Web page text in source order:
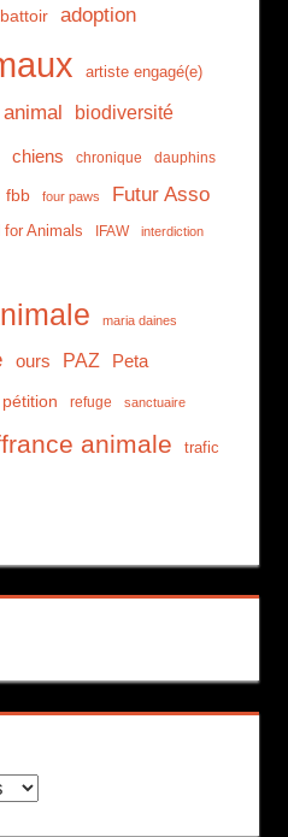
adoption
artiste engagé(e)
biodiversité
chiens chronique dauphins
fbb four paws Futur Asso
for Animals IFAW interdiction
maria daines
ours PAZ Peta
pétition refuge sanctuaire
animale trafic